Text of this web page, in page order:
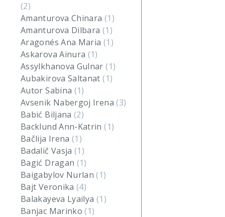
(2)
Amanturova Chinara (1)
Amanturova Dilbara (1)
Aragonés Ana Maria (1)
Askarova Ainura (1)
Assylkhanova Gulnar(1)
Aubakirova Saltanat(1)
Autor Sabina (1)
Avsenik Nabergoj Irena(3)
Babić Biljana(2)
Backlund Ann-Katrin(1)
Bačlija Irena(1)
Badalič Vasja(1)
Bagić Dragan (1)
Baigabylov Nurlan(1)
Bajt Veronika(4)
Balakayeva Lyailya (1)
Banjac Marinko(1)